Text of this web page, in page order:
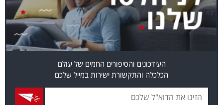
העידכונים והסיפורים החמים של עולם
הכלכלה והתקשורת ישירות במייל שלכם